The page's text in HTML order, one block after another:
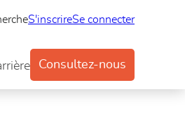
S'inscrireSe connecter
Consultez-nous